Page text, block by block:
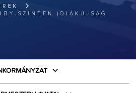
SZINTEN (DIÁKÚJSÁG